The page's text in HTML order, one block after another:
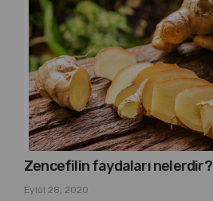
Zencefilin faydaları nelerdir?
Eylül 28, 2020